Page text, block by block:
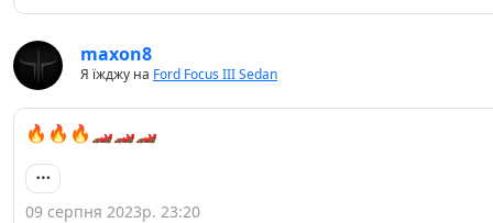
maxon8
Я їжджу на Ford Focus III Sedan
🔥🔥🔥🏎🏎🏎
09 серпня 2023р. 23:20